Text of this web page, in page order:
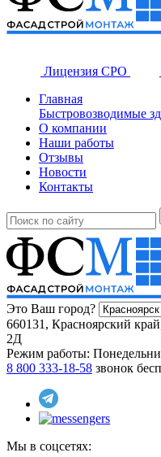
Лицензия СРО
Главная
Быстровозводимые
О компании
Наши работы
Отзывы
Новости
Контакты
Это Ваш город?
660131, Красноярский
2Д
Режим работы:
8 800 333-18-58 звонок
Мы в соцсетях: